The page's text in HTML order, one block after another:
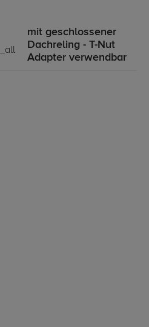
mit geschlossener
Dachreling - T-Nut
Adapter verwendbar